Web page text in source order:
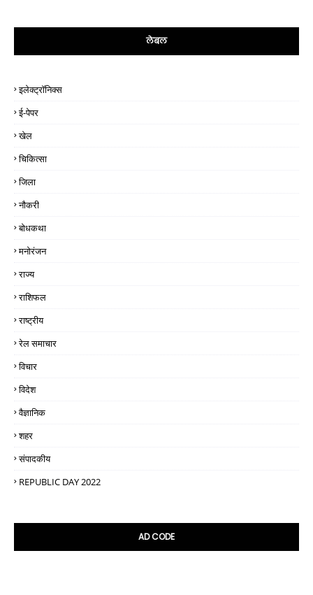
लेबल
इलेक्ट्रॉनिक्स
ई-पेपर
खेल
चिकित्सा
जिला
नौकरी
बोधकथा
मनोरंजन
राज्य
राशिफल
राष्ट्रीय
रेल समाचार
विचार
विदेश
वैज्ञानिक
शहर
संपादकीय
REPUBLIC DAY 2022
AD CODE